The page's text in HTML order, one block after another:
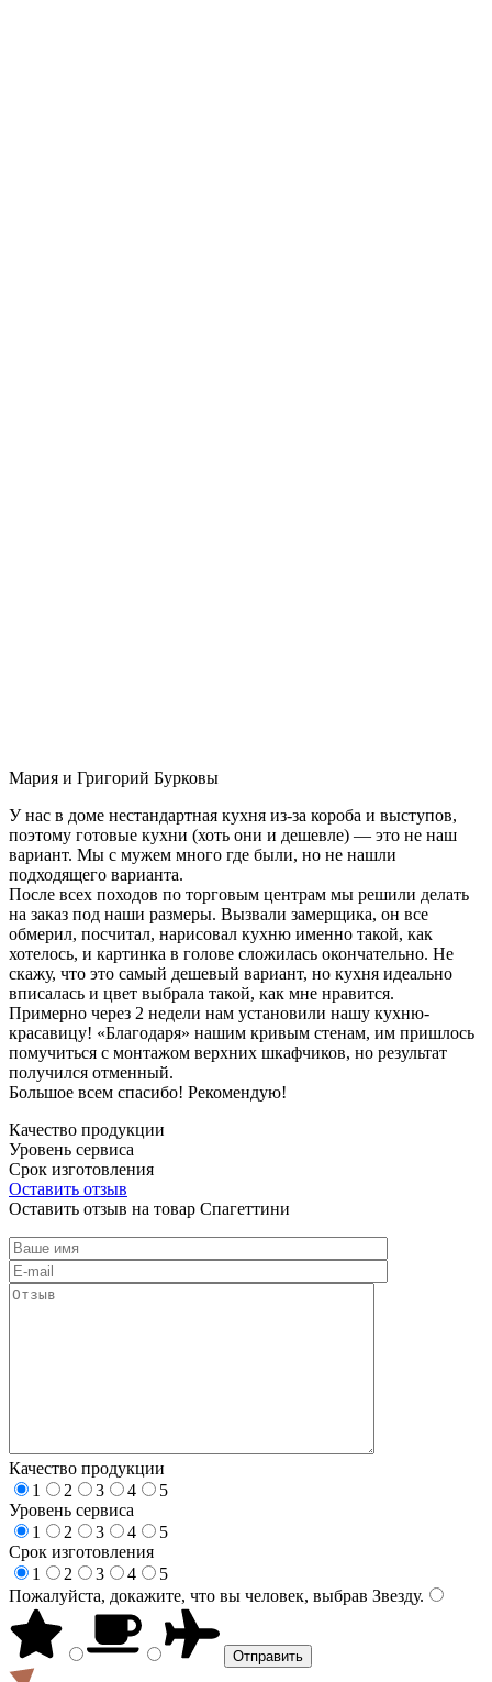
Мария и Григорий Бурковы
У нас в доме нестандартная кухня из-за короба и выступов,
поэтому готовые кухни (хоть они и дешевле) — это не наш
вариант. Мы с мужем много где были, но не нашли
подходящего варианта.
После всех походов по торговым центрам мы решили делать
на заказ под наши размеры. Вызвали замерщика, он все
обмерил, посчитал, нарисовал кухню именно такой, как
хотелось, и картинка в голове сложилась окончательно. Не
скажу, что это самый дешевый вариант, но кухня идеально
вписалась и цвет выбрала такой, как мне нравится.
Примерно через 2 недели нам установили нашу кухню-
красавицу! «Благодаря» нашим кривым стенам, им пришлось
помучиться с монтажом верхних шкафчиков, но результат
получился отменный.
Большое всем спасибо! Рекомендую!
Качество продукции
Уровень сервиса
Срок изготовления
Оставить отзыв
Оставить отзыв на товар Спагеттини
Качество продукции
1
2 3 4
5
Уровень сервиса
1
2 3 4
5
Срок изготовления
1
2 3 4
5
Пожалуйста, докажите, что вы человек, выбрав Звезду.